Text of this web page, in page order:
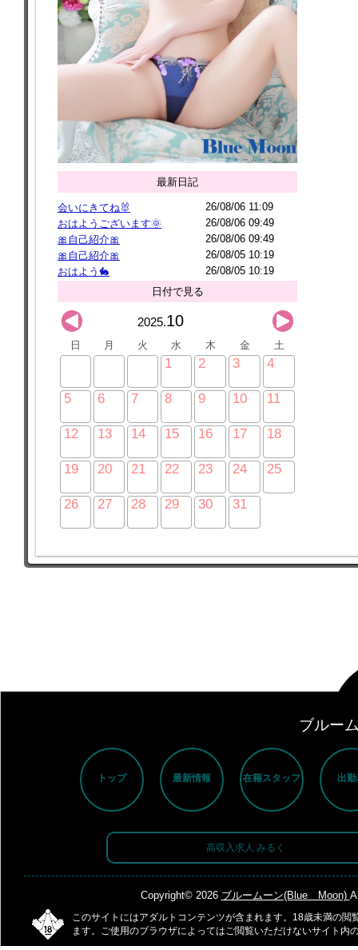
最新日記
会いにきてね🐰
26/08/06 11:09
おはようございます🌞
26/08/06 09:49
🎀自己紹介🎀
26/08/06 09:49
🎀自己紹介🎀
26/08/05 10:19
おはよう🐇
26/08/05 10:19
日付で見る
2025.10
日 月 火 水 木 金 土
1 2 3 4
5 6 7 8 9 10 11
12 13 14 15 16 17 18
19 20 21 22 23 24 25
26 27 28 29 30 31
ブルー
トップ 最新情報 在籍スタッフ 出
高収入求人 みるく
Copyright© 2026 ブルームーン(Blue Moon)
このサイトにはアダルトコンテンツが含まれます。18歳未満の
ます。ご使用のブラウザによってはご閲覧いただけないサイト